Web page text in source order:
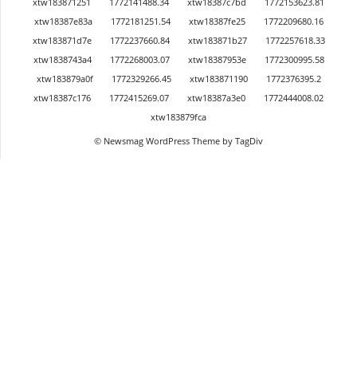
xtw18387e83a
1772181251.54 xtw18387fe25
1772209680.16
xtw183871d7e
1772237660.84 xtw183871b27
1772257618.33
xtw1838743a4
1772268003.07 xtw18387953e
1772300995.58
xtw183879a0f
1772329266.45 xtw183871190
1772376395.2
xtw18387c176
1772415269.07 xtw18387a3e0
1772444008.02
xtw183879fca
© Newsmag WordPress Theme by TagDiv